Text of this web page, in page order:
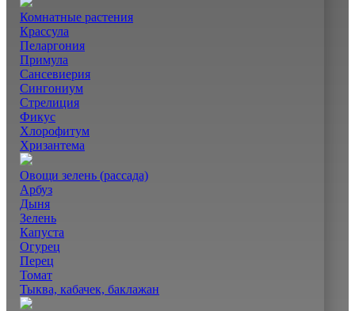
Комнатные растения
Крассула
Пеларгония
Примула
Сансевиерия
Сингониум
Стрелиция
Фикус
Хлорофитум
Хризантема
Овощи зелень (рассада)
Арбуз
Дыня
Зелень
Капуста
Огурец
Перец
Томат
Тыква, кабачек, баклажан